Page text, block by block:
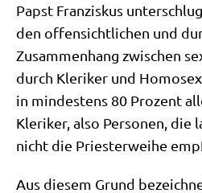
Papst Fran­zis­kus
den offen­sicht­li­chen und
Zusam­men­hang zwi­schen
durch Kle­ri­ker und
in min­de­stens 80 Pro­zent
Kle­ri­ker, also Per­so­nen, die
nicht die Prie­ster­wei­he
Aus die­sem Grund